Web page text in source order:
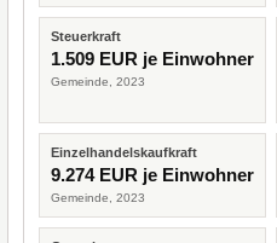
Steuerkraft
1.509 EUR je Einwohner
Gemeinde, 2023
Einzelhandelskaufkraft
9.274 EUR je Einwohner
Gemeinde, 2023